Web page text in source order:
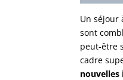
Un séjour
sont
peut-être
cadre